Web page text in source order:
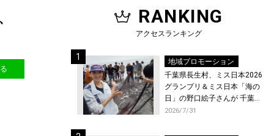
RANKING
アクセスランキング
地域プロモーション
千葉県長生村、ミス日本2026
グランプリ＆ミス日本「海の
日」の野口絵子さんが 千葉県
唯一の村・長生村で地引網を
2026/7/31